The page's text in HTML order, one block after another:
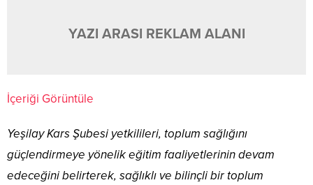
YAZI ARASI REKLAM ALANI
İçeriği Görüntüle
Yeşilay Kars Şubesi yetkilileri, toplum sağlığını
güçlendirmeye yönelik eğitim faaliyetlerinin devam
edeceğini belirterek, sağlıklı ve bilinçli bir toplum